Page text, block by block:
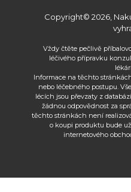
Copyright© 2026,
Vždy čtěte pečlivě
léčivého přípravku
Informace na těchto
nebo léčebného postupu.
lécích jsou převzaty z
žádnou odpovědnost za
těchto stránkách není
o koupi produktu bude
internetového